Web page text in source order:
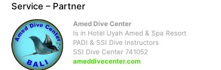
Service – Partner
Amed Dive Center
Is in Hotel Uyah Amed & Spa Resort
PADI & SSI Dive Instructors
SSI Dive Center 741052
ameddivecenter.com